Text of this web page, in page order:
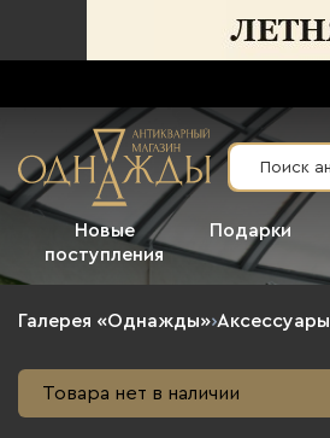
Новые
поступления
Подарки
Галерея «Однажды»›Аксессуары
Товара нет в наличии